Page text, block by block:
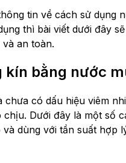
tin về cách sử dụng
thì bài viết dưới đây
an toàn.
bằng nước
có dấu hiệu viêm
Dưới đây là một số
dùng với tần suất hợp